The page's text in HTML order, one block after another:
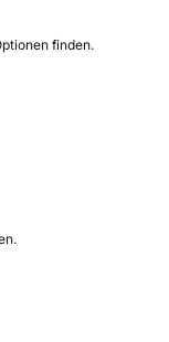
finden.